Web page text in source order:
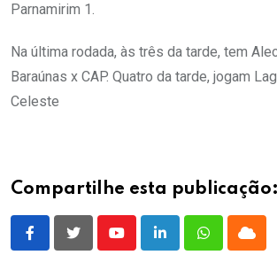
Parnamirim 1.
Na última rodada, às três da tarde, tem
Baraúnas x CAP. Quatro da tarde, jogam
Celeste
Compartilhe esta publicação:
YoutubeLinkedInWhatsappCloud